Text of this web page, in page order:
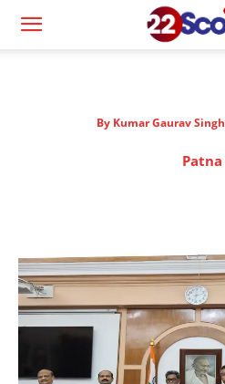
By Kumar Gaurav Singh
Patna